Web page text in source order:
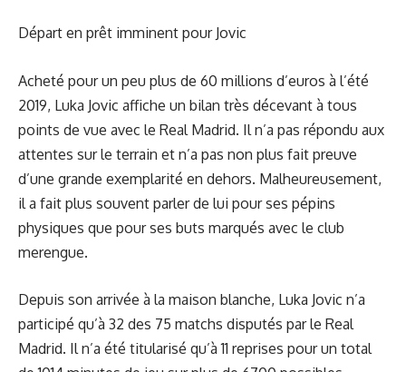
Départ en prêt imminent pour Jovic
Acheté pour un peu plus de 60 millions d’euros à l’été
2019, Luka Jovic affiche un bilan très décevant à tous
points de vue avec le Real Madrid. Il n’a pas répondu aux
attentes sur le terrain et n’a pas non plus fait preuve
d’une grande exemplarité en dehors. Malheureusement,
il a fait plus souvent parler de lui pour ses pépins
physiques que pour ses buts marqués avec le club
merengue.
Depuis son arrivée à la maison blanche, Luka Jovic n’a
participé qu’à 32 des 75 matchs disputés par le Real
Madrid. Il n’a été titularisé qu’à 11 reprises pour un total